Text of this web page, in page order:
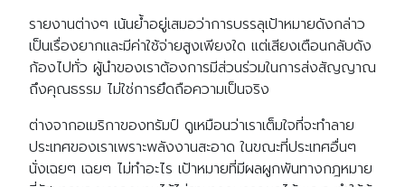
Search
Search
รายงานต่างๆ เน้นย้ำอยู่เสมอว่าการบรรลุเป้าหมายดังกล่าว
เป็นเรื่องยากและมีค่าใช้จ่ายสูงเพียงใด แต่เสียงเตือนกลับดัง
ก้องไปทั่ว ผู้นำของเราต้องการมีส่วนร่วมในการส่งสัญญาณ
ถึงคุณธรรม ไม่ใช่การยึดถือความเป็นจริง
ต่างจากอเมริกาของทรัมป์ ดูเหมือนว่าเราเต็มใจที่จะทำลาย
ประเทศของเราเพราะพลังงานสะอาด ในขณะที่ประเทศอื่นๆ
นั่งเฉยๆ เฉยๆ ไม่ทำอะไร เป้าหมายที่มีผลผูกพันทางกฎหมาย